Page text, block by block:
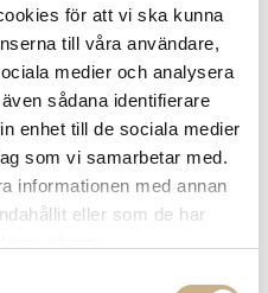
för att vi ska kunna
till våra användare,
medier och analysera
sådana identifierare
enhet till de sociala medier
som vi samarbetar med.
informationen med annan
eller som de har
I VARUKORG
Läs mer
på lagervaror
registrerar dig för vårt
över 1000:-